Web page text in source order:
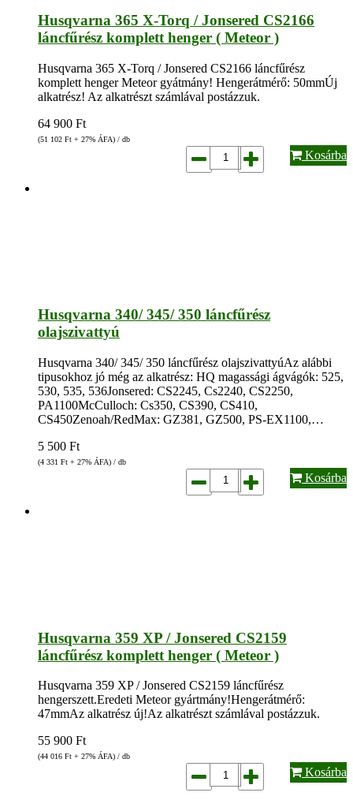
Husqvarna 365 X-Torq / Jonsered CS2166
láncfűrész komplett henger ( Meteor )
Husqvarna 365 X-Torq / Jonsered CS2166 láncfűrész
komplett henger Meteor gyátmány! Hengerátmérő: 50mmÚj
alkatrész! Az alkatrészt számlával postázzuk.
64 900 Ft
(51 102 Ft + 27% ÁFA) / db
Kosárba
Husqvarna 340/ 345/ 350 láncfűrész
olajszivattyú
Husqvarna 340/ 345/ 350 láncfűrész olajszivattyúAz alábbi
tipusokhoz jó még az alkatrész: HQ magassági ágvágók: 525,
530, 535, 536Jonsered: CS2245, Cs2240, CS2250,
PA1100McCulloch: Cs350, CS390, CS410,
CS450Zenoah/RedMax: GZ381, GZ500, PS-EX1100,…
5 500 Ft
(4 331 Ft + 27% ÁFA) / db
Kosárba
Husqvarna 359 XP / Jonsered CS2159
láncfűrész komplett henger ( Meteor )
Husqvarna 359 XP / Jonsered CS2159 láncfűrész
hengerszett.Eredeti Meteor gyártmány!Hengerátmérő:
47mmAz alkatrész új!Az alkatrészt számlával postázzuk.
55 900 Ft
(44 016 Ft + 27% ÁFA) / db
Kosárba